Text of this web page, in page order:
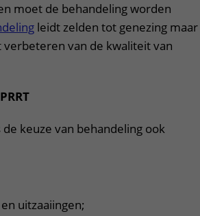
moet de behandeling worden
leidt zelden tot genezing maar
van de kwaliteit van
keuze van behandeling ook
uitzaaiingen;